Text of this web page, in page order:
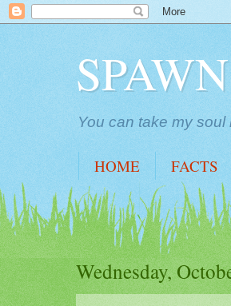
You can take my
HOME FACTS
Wednesday,